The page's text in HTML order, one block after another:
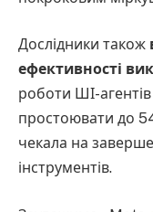
Дослідники також
ефективності
роботи ШІ-
простоювати до
чекала на
інструментів.